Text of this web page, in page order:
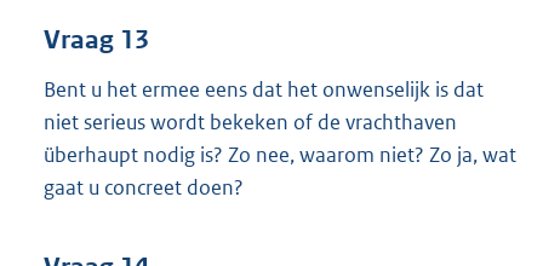
Vraag 13
Bent u het ermee eens dat het onwenselijk is dat
niet serieus wordt bekeken of de vrachthaven
überhaupt nodig is? Zo nee, waarom niet? Zo ja, wat
gaat u concreet doen?